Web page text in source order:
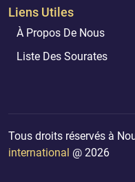
Liens Utiles
À Propos De Nous
Liste Des Sourates
Tous droits réservés à
international @ 2026